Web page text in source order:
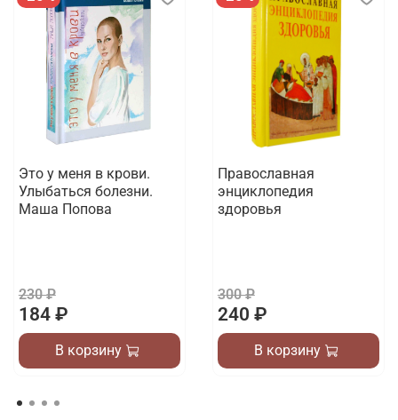
Это у меня в крови.
Улыбаться болезни.
Маша Попова
230 ₽
184 ₽
В корзину
Православная
энциклопедия
здоровья
300 ₽
240 ₽
В корзину